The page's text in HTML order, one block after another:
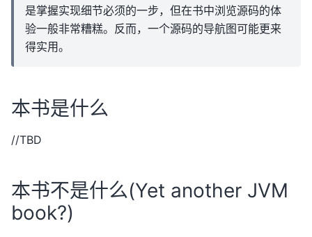
是掌握实现细节必须的一步，但在书中浏览源码的体
验一般非常糟糕。反而，一个源码的导航图可能更来
得实用。
本书是什么
//TBD
本书不是什么(Yet another JVM
book?)